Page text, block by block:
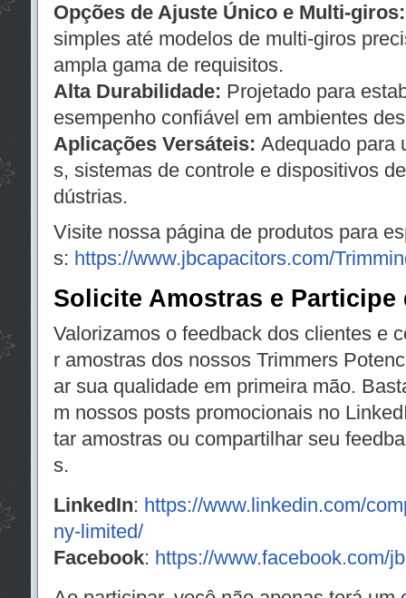
Opções de Ajuste Único e Multi-giros:
simples até modelos de multi-giros
ampla gama de requisitos.
Alta Durabilidade: Projetado para
esempenho confiável em ambientes
Aplicações Versáteis: Adequado para
s, sistemas de controle e dispositivos
dústrias.
Visite nossa página de produtos para
s: https://www.jbcapacitors.com/
Solicite Amostras e Participe
Valorizamos o feedback dos clientes e
r amostras dos nossos Trimmers
ar sua qualidade em primeira mão.
m nossos posts promocionais no
tar amostras ou compartilhar seu
s.
LinkedIn: https://www.linkedin.com/
ny-limited/
Facebook: https://www.facebook.com/